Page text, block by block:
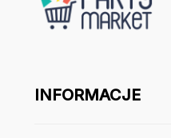
INFORMACJE